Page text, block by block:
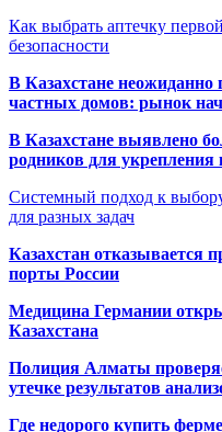
Как выбрать аптечку
безопасности
В Казахстане неожиданно
частных домов: рынок
В Казахстане выявлено
родников для укрепления
Системный подход к
для разных задач
Казахстан отказывается
порты России
Медицина Германии
Казахстана
Полиция Алматы
утечке результатов
Где недорого купить